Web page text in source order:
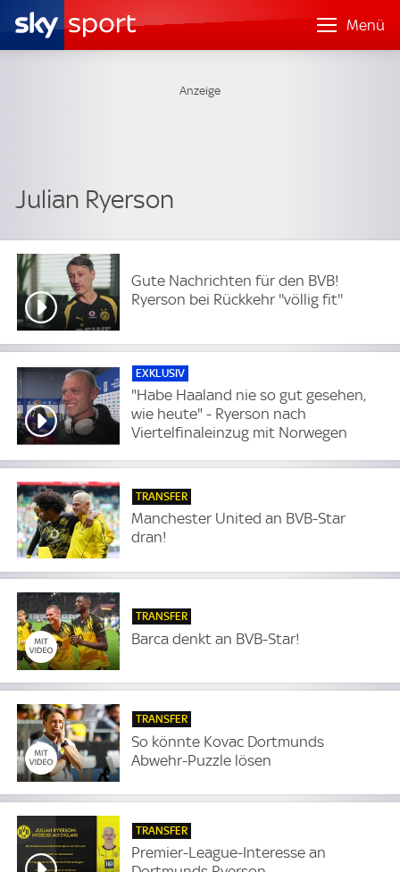
Menü
Julian Ryerson
Gute Nachrichten für den BVB!
Ryerson bei Rückkehr ''völlig fit''
EXKLUSIV
"Habe Haaland nie so gut gesehen,
wie heute" - Ryerson nach
Viertelfinaleinzug mit Norwegen
TRANSFER
Manchester United an BVB-Star
dran!
TRANSFER
Barca denkt an BVB-Star!
TRANSFER
So könnte Kovac Dortmunds
Abwehr-Puzzle lösen
TRANSFER
Premier-League-Interesse an